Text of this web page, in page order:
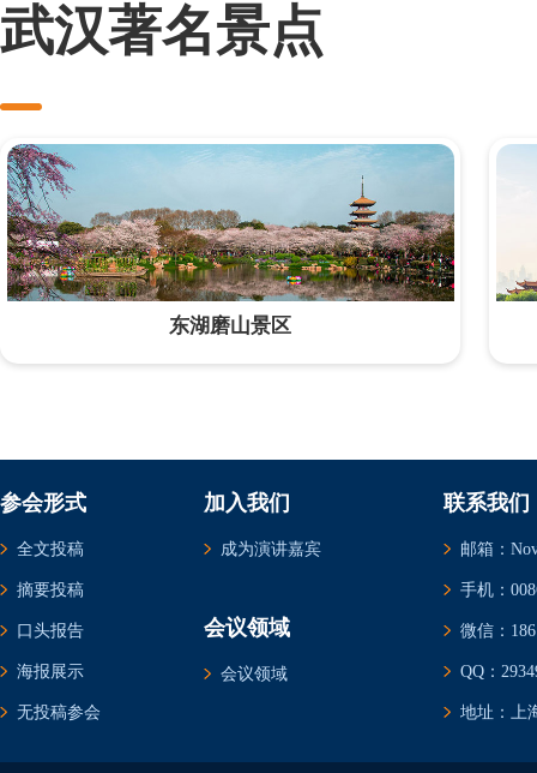
武汉著名景点
东湖磨山景区
参会形式
全文投稿
摘要投稿
口头报告
海报展示
无投稿参会
加入我们
成为演讲嘉宾
会议领域
会议领域
联系我们
邮箱：
手机：
微信：
QQ：
地址：上